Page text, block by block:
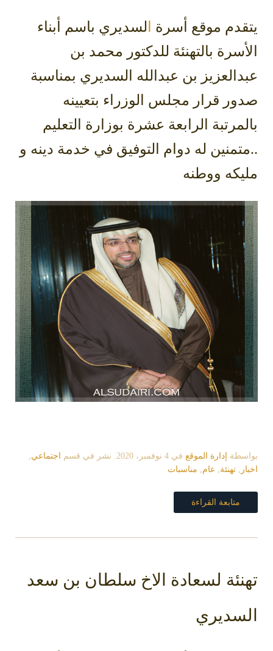
يتقدم موقع أسرة لسديري باسم أبناء
الأسرة بالتهنئة للدكتور محمد بن
عبدالعزيز بن عبدالله السديري بمناسبة
صدور قرار مجلس الوزراء بتعيينه
بالمرتبة الرابعة عشرة بوزارة التعليم
..متمنين له دوام التوفيق في خدمة دينه و
مليكه ووطنه
بواسطة إدارة الموقع في 4 نوفمبر، 2020 . نشر في قسم اجتماعي,
اخبار , تهنئة, عام, مناسبات
متابعة القراءة
تهنئة لسعادة الاخ سلطان بن سعد
السديري